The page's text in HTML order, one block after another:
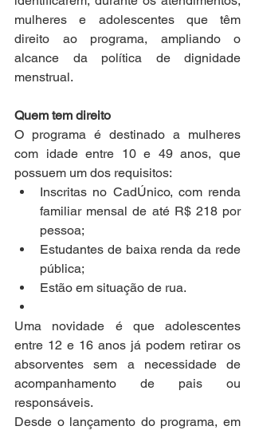
mulheres e adolescentes que têm
direito ao programa, ampliando o
alcance da política de dignidade
menstrual.
Quem tem direito
O programa é destinado a mulheres
com idade entre 10 e 49 anos, que
possuem um dos requisitos:
Inscritas no CadÚnico, com renda
familiar mensal de até R$ 218 por
pessoa;
Estudantes de baixa renda da rede
pública;
Estão em situação de rua.
Uma novidade é que adolescentes
entre 12 e 16 anos já podem retirar os
absorventes sem a necessidade de
acompanhamento de pais ou
responsáveis.
Desde o lançamento do programa, em